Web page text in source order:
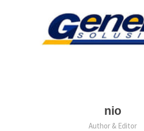
nio
Author & Editor